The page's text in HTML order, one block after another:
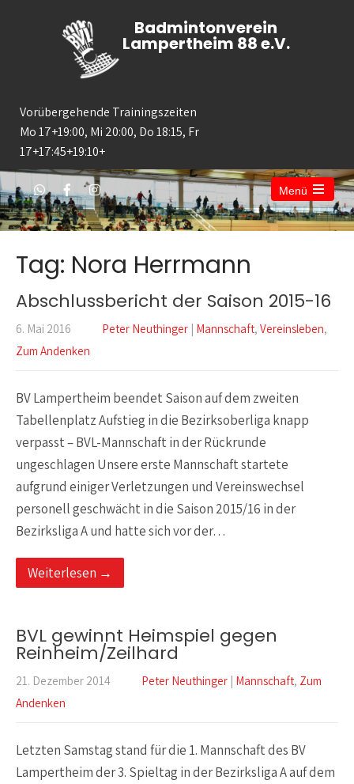
Badmintonverein
Lampertheim 88 e.V.
Vorübergehende Trainingszeiten
Mo 17+19:00, Mi 20:00, Do 18:15, Fr
17+17:45+19:10+
Menü
Open
the
main
Tag: Nora Herrmann
Abschlussbericht der Saison 2015-16
6. Mai 2016 Peter Neuthinger | Mannschaft, Vereinsleben,
Zum Andenken
BV Lampertheim beendet Saison auf dem zweiten
Tabellenplatz Aufstieg in die Bezirksoberliga knapp
verpasst – BVL-Mannschaft in der Rückrunde
ungeschlagen Unsere erste Mannschaft startete
aufgrund einiger Verletzungen und Vereinswechsel
personell geschwächt in die Saison 2015/16 in der
Bezirksliga A und hatte sich vor der…
Weiterlesen →
BVL gewinnt Heimspiel gegen
Reinheim/Zeilhard
21. Dezember 2014 Peter Neuthinger | Mannschaft, Zum
Andenken
Letzten Samstag stand für die 1. Mannschaft des BV
Lampertheim der 3. Spieltag in der Bezirksliga A auf dem